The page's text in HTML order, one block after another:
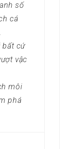
số
cá
bất cứ
vậc
môi
phá